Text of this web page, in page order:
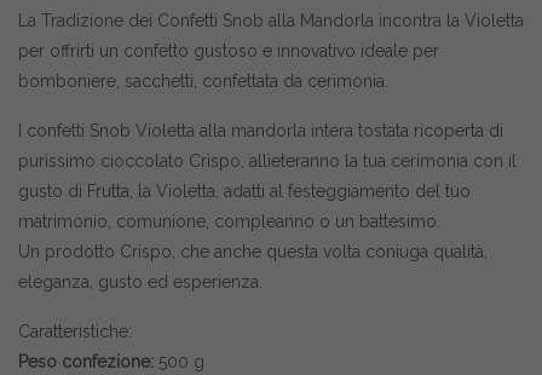
La Tradizione dei Confetti Snob alla Mandorla incontra la Violetta
per offrirti un confetto gustoso e innovativo ideale per
bomboniere, sacchetti, confettata da cerimonia.
I confetti Snob Violetta alla mandorla intera tostata ricoperta di
purissimo cioccolato Crispo, allieteranno la tua cerimonia con il
gusto di Frutta, la Violetta, adatti al festeggiamento del tuo
matrimonio, comunione, compleanno o un battesimo.
Un prodotto Crispo, che anche questa volta coniuga qualità,
eleganza, gusto ed esperienza.
Caratteristiche:
Peso confezione: 500 g